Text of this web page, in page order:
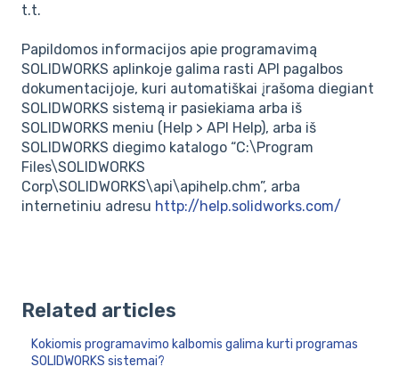
t.t.
Papildomos informacijos apie programavimą
SOLIDWORKS aplinkoje galima rasti API pagalbos
dokumentacijoje, kuri automatiškai įrašoma diegiant
SOLIDWORKS sistemą ir pasiekiama arba iš
SOLIDWORKS meniu (Help > API Help), arba iš
SOLIDWORKS diegimo katalogo “C:\Program
Files\SOLIDWORKS
Corp\SOLIDWORKS\api\apihelp.chm”, arba
internetiniu adresu http://help.solidworks.com/
Related articles
Kokiomis programavimo kalbomis galima kurti programas
SOLIDWORKS sistemai?